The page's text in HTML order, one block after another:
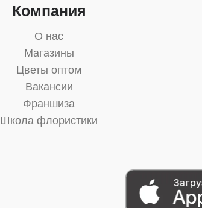
Компания
О нас
Магазины
Цветы оптом
Вакансии
Франшиза
Школа флористики